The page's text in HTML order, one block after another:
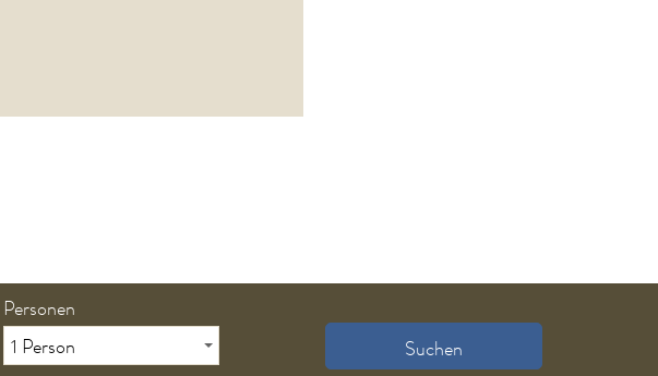
Personen
Suchen